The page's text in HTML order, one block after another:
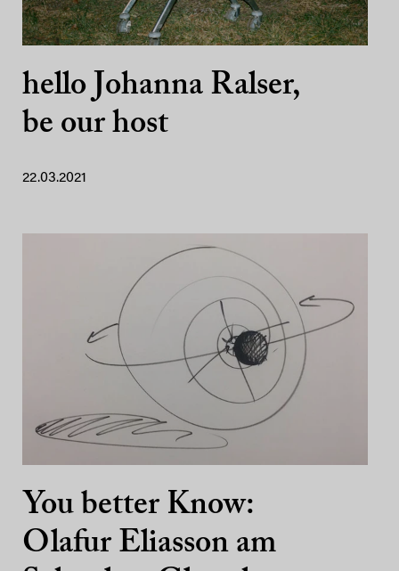
hello Johanna Ralser,
be our host
22.03.2021
You better Know:
Olafur Eliasson am